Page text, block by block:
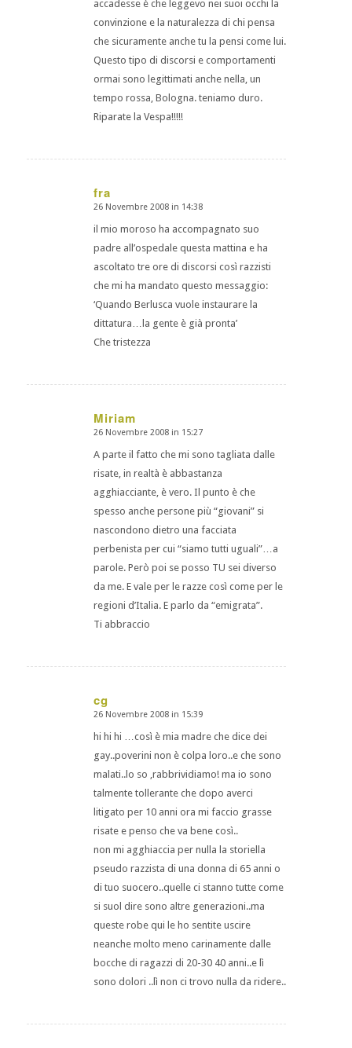
accadesse è che leggevo nei suoi occhi la
convinzione e la naturalezza di chi pensa
che sicuramente anche tu la pensi come lui.
Questo tipo di discorsi e comportamenti
ormai sono legittimati anche nella, un
tempo rossa, Bologna. teniamo duro.
Riparate la Vespa!!!!!
fra
dice:
26 Novembre 2008 in 14:38
il mio moroso ha accompagnato suo
padre all’ospedale questa mattina e ha
ascoltato tre ore di discorsi così razzisti
che mi ha mandato questo messaggio:
‘Quando Berlusca vuole instaurare la
dittatura…la gente è già pronta’
Che tristezza
Miriam
dice:
26 Novembre 2008 in 15:27
A parte il fatto che mi sono tagliata dalle
risate, in realtà è abbastanza
agghiacciante, è vero. Il punto è che
spesso anche persone più “giovani” si
nascondono dietro una facciata
perbenista per cui “siamo tutti uguali”…a
parole. Però poi se posso TU sei diverso
da me. E vale per le razze così come per le
regioni d’Italia. E parlo da “emigrata”.
Ti abbraccio
cg
dice:
26 Novembre 2008 in 15:39
hi hi hi …così è mia madre che dice dei
gay..poverini non è colpa loro..e che sono
malati..lo so ,rabbrividiamo! ma io sono
talmente tollerante che dopo averci
litigato per 10 anni ora mi faccio grasse
risate e penso che va bene così..
non mi agghiaccia per nulla la storiella
pseudo razzista di una donna di 65 anni o
di tuo suocero..quelle ci stanno tutte come
si suol dire sono altre generazioni..ma
queste robe qui le ho sentite uscire
neanche molto meno carinamente dalle
bocche di ragazzi di 20-30 40 anni..e lì
sono dolori ..lì non ci trovo nulla da ridere..